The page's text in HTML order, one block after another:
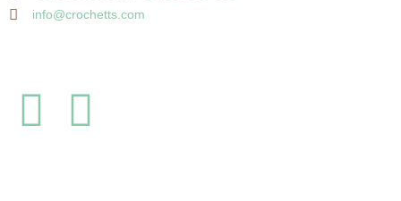
info@crochetts.com